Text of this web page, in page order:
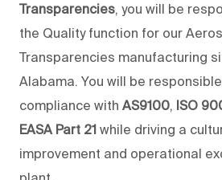
Transparencies, you will be
the Quality function for our
Transparencies manufacturing
Alabama. You will be
compliance with AS9100, ISO
EASA Part 21 while driving a
improvement and operational